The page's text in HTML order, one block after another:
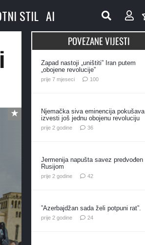
STIL AI
POVEZANE VIJESTI
Zapad nastoji „uništiti” Iran putem
„obojene revolucije”
prije 7 mjeseci 100komentara
Njemačka siva eminencija pokušava
izvesti još jednu obojenu revoluciju
prije 2 godine 36komentara
Jermenija napušta savez predvođen
Rusijom
prije 2 godine 42komentara
”Azerbajdžan sada želi potpuni rat”.
prije 2 godine 24komentara